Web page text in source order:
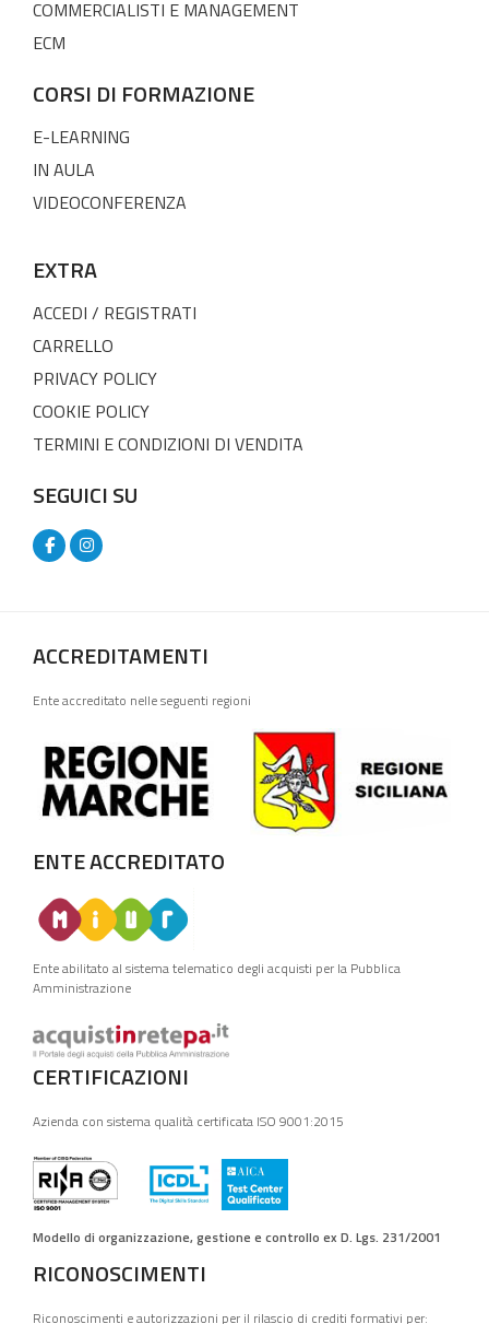
COMMERCIALISTI E MANAGEMENT
ECM
CORSI DI FORMAZIONE
E-LEARNING
IN AULA
VIDEOCONFERENZA
EXTRA
ACCEDI / REGISTRATI
CARRELLO
PRIVACY POLICY
COOKIE POLICY
TERMINI E CONDIZIONI DI VENDITA
SEGUICI SU
ACCREDITAMENTI
Ente accreditato nelle seguenti regioni
ENTE ACCREDITATO
Ente abilitato al sistema telematico degli acquisti per la Pubblica
Amministrazione
CERTIFICAZIONI
Azienda con sistema qualità certificata ISO 9001:2015
Modello di organizzazione, gestione e controllo ex D. Lgs. 231/2001
RICONOSCIMENTI
Riconoscimenti e autorizzazioni per il rilascio di crediti formativi per: